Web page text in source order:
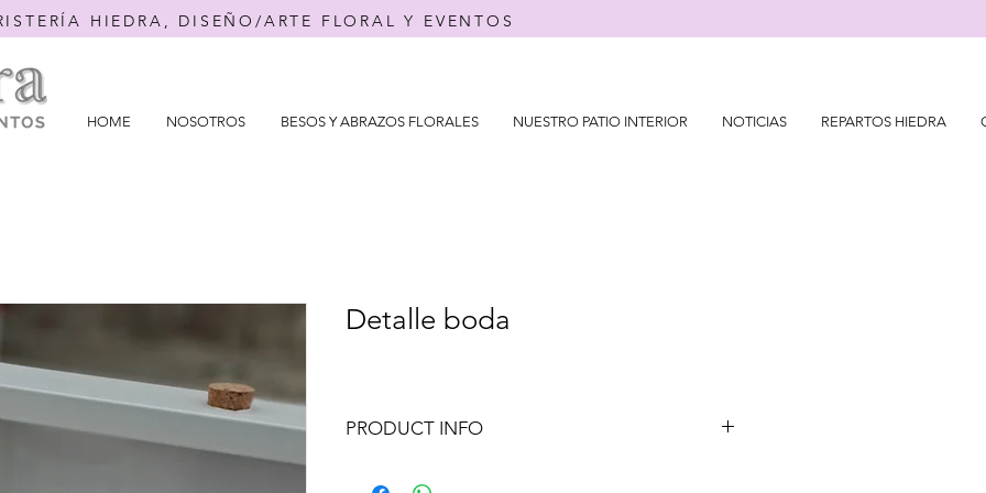
HIEDRA, DISEÑO/ARTE FLORAL Y EVENTOS
HOME NOSOTROS BESOS Y ABRAZOS FLORALES NUESTRO PATIO INTERIOR NOTICIAS REPARTOS HIEDRA
Detalle boda
PRODUCT INFO